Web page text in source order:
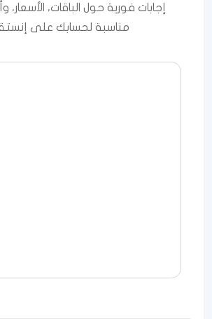
إجابات فورية حول الباقات،
مناسبة لحسابك على